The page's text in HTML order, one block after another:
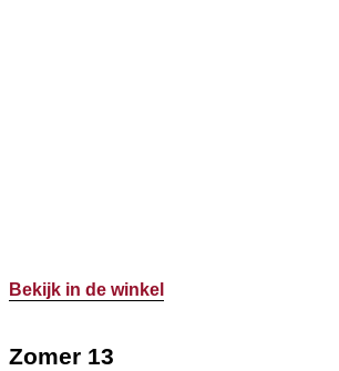
Bekijk in de winkel
Zomer 13